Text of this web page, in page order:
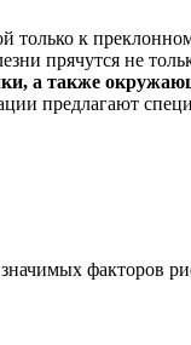
только к
прячутся не
а также
предлагают
факторов